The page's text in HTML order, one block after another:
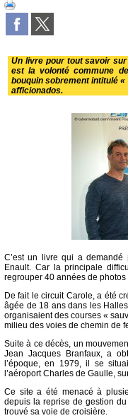
Un livre pour tout savoir
est la volonté commune
bouquin sobrement intitulé
afficionados.
C’est un livre qui a demandé
Enault. Car la principale
regrouper 40 années de
De fait le circuit Carole, a été
âgée de 18 ans dans les
organisaient des courses «
milieu des voies de chemin de
Suite à ce décès, un
Jean Jacques Branfaux, a
l’époque, en 1979, il se
l’aéroport Charles de Gaulle,
Ce site a été menacé à
depuis la reprise de gestion
trouvé sa voie de croisière.